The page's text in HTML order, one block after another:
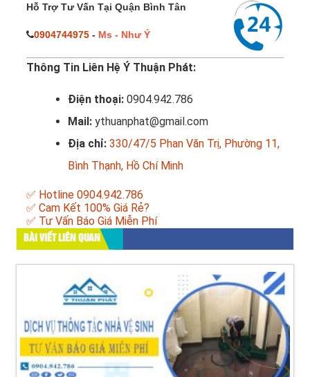
Hỗ Trợ Tư Vấn Tại Quận Bình Tân
0904744975 - Ms - Như Ý
Thông Tin Liên Hệ Ý Thuận Phát:
Điện thoại: 0904.942.786
Mail: ythuanphat@gmail.com
Địa chỉ: 330/47/5 Phan Văn Trị, Phường 11,
Bình Thạnh, Hồ Chí Minh
✅ Hotline 0904.942.786
✅ Cam Kết 100% Giá Rẻ?
✅ Tư Vấn Báo Giá Miễn Phí
BÀI VIẾT LIÊN QUAN